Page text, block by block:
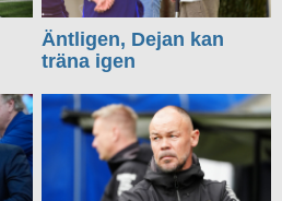
Äntligen, Dejan kan
träna igen